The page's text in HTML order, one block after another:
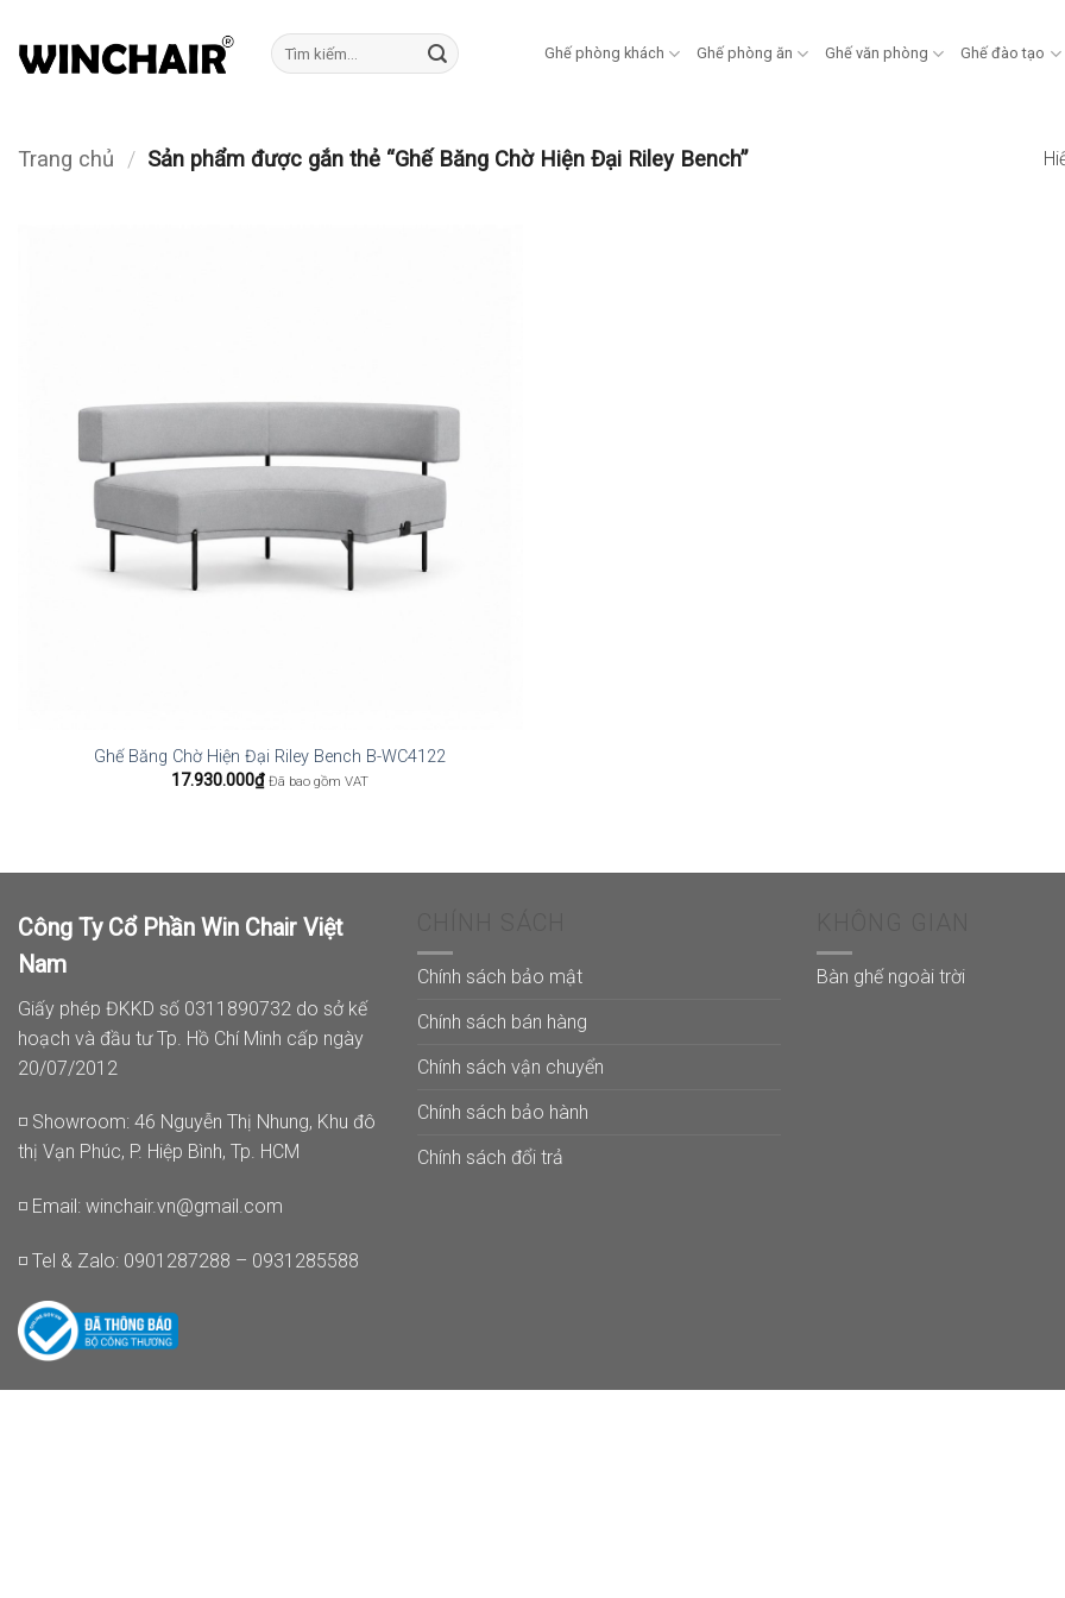
qua
Tìm
kiếm:
Ghế phòng khách Ghế phòng ăn Ghế văn phòng Ghế đào tạo
Trang chủ / Sản phẩm được gắn thẻ “Ghế Băng Chờ Hiện Đại Riley Bench”
Ghế Băng Chờ Hiện Đại Riley Bench B-WC4122
17.930.000₫ Đã bao gồm VAT
Công Ty Cổ Phần Win Chair Việt
Nam
Giấy phép ĐKKD số 0311890732 do sở kế
hoạch và đầu tư Tp. Hồ Chí Minh cấp ngày
20/07/2012
◽ Showroom: 46 Nguyễn Thị Nhung, Khu đô
thị Vạn Phúc, P. Hiệp Bình, Tp. HCM
◽ Email: winchair.vn@gmail.com
◽ Tel & Zalo: 0901287288 – 0931285588
Chính sách bảo mật
Chính sách bán hàng
Chính sách vận chuyển
Chính sách bảo hành
Chính sách đổi trả
Bàn ghế ngoài trời